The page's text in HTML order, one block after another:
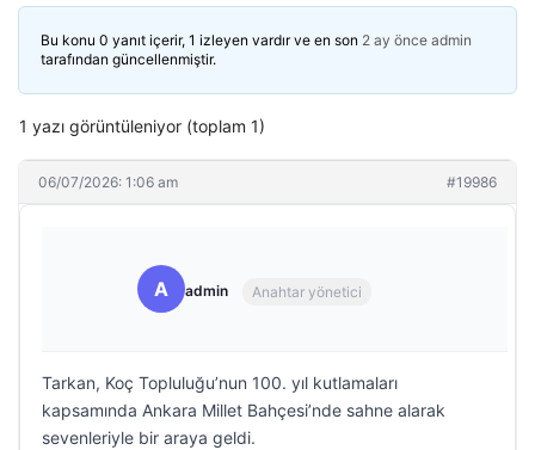
Bu konu 0 yanıt içerir, 1 izleyen vardır ve en son 2 ay önce admin
tarafından güncellenmiştir.
1 yazı görüntüleniyor (toplam 1)
06/07/2026: 1:06 am #19986
A admin Anahtar yönetici
Tarkan, Koç Topluluğu’nun 100. yıl kutlamaları
kapsamında Ankara Millet Bahçesi’nde sahne alarak
sevenleriyle bir araya geldi.